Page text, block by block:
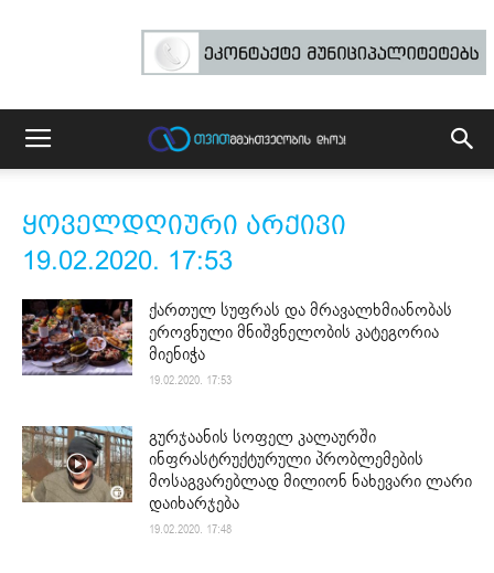
ყოველდღიური არქივი
19.02.2020. 17:53
ქართულ სუფრას და მრავალხმიანობას
ეროვნული მნიშვნელობის კატეგორია
მიენიჭა
19.02.2020. 17:53
გურჯაანის სოფელ კალაურში
ინფრასტრუქტურული პრობლემების
მოსაგვარებლად მილიონ ნახევარი ლარი
დაიხარჯება
19.02.2020. 17:48